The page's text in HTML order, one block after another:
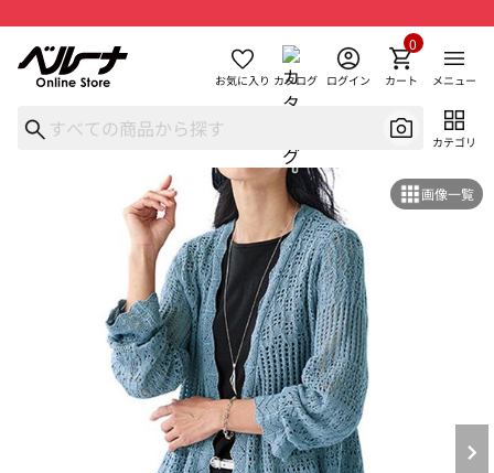
お気に入り カタログ ログイン カート
0
メニュー
カテゴリ
画像一覧